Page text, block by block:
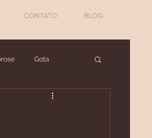
CONTATO BLOG
Gota
Diversos